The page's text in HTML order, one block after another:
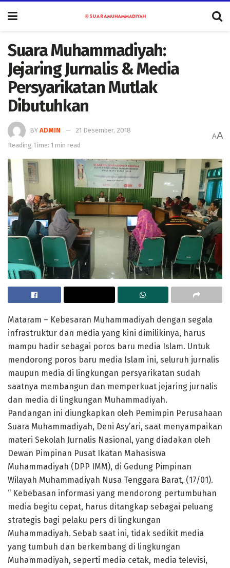
Suara Muhammadiyah:
Jejaring Jurnalis & Media
Persyarikatan Mutlak
Dibutuhkan
BY ADMIN
21 Desember, 2018
Reading Time: 1 min read
AA
Mataram – Kebesaran Muhammadiyah dengan segala
infrastruktur dan media yang kini dimilikinya, harus
mampu hadir sebagai poros baru media Islam. Untuk
mendorong poros baru media Islam ini, seluruh jurnalis
maupun media di lingkungan persyarikatan sudah
saatnya membangun dan memperkuat jejaring jurnalis
dan media di lingkungan Muhammadiyah.
Pandangan ini diungkapkan oleh Pemimpin Perusahaan
Suara Muhammadiyah, Deni Asy’ari, saat menyampaikan
materi Sekolah Jurnalis Nasional, yang diadakan oleh
Dewan Pimpinan Pusat Ikatan Mahasiswa
Muhammadiyah (DPP IMM), di Gedung Pimpinan
Wilayah Muhammadiyah Nusa Tenggara Barat, (17/01).
“ Kebebasan informasi yang mendorong pertumbuhan
media begitu cepat, harus ditangkap sebagai peluang
strategis bagi pelaku pers di lingkungan
Muhammadiyah. Sebab saat ini, tidak sedikit media
yang tumbuh dan berkembang di lingkungan
Muhammadiyah, seperti media cetak, media televisi,